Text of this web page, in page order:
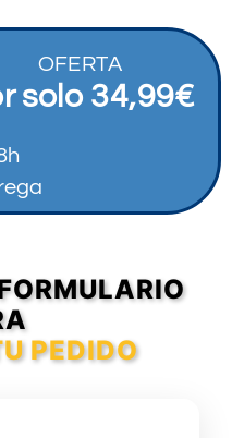
OFERTA
solo 34,99€
PEDIDO